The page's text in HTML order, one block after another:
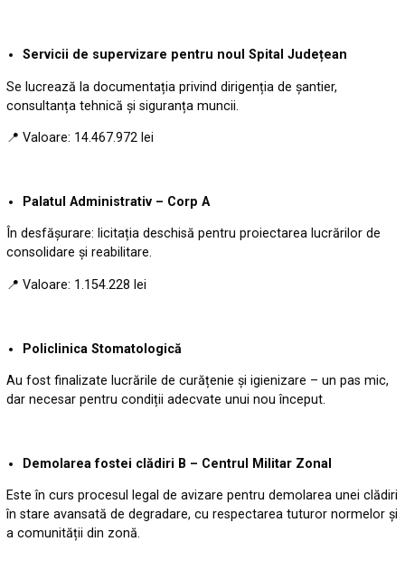
Servicii de supervizare pentru noul Spital Județean
Se lucrează la documentația privind dirigenția de șantier,
consultanța tehnică și siguranța muncii.
📍 Valoare: 14.467.972 lei
Palatul Administrativ – Corp A
În desfășurare: licitația deschisă pentru proiectarea lucrărilor de
consolidare și reabilitare.
📍 Valoare: 1.154.228 lei
Policlinica Stomatologică
Au fost finalizate lucrările de curățenie și igienizare – un pas mic,
dar necesar pentru condiții adecvate unui nou început.
Demolarea fostei clădiri B – Centrul Militar Zonal
Este în curs procesul legal de avizare pentru demolarea unei clădiri
în stare avansată de degradare, cu respectarea tuturor normelor și
a comunității din zonă.